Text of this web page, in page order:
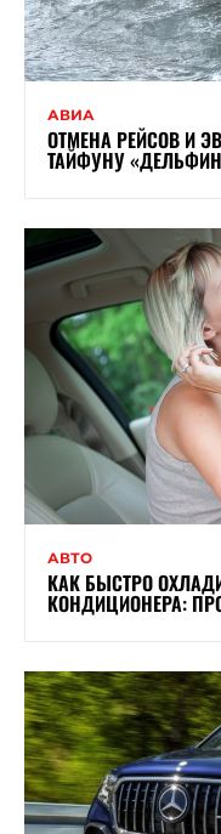
АВИА
ОТМЕНА РЕЙСОВ И
ТАЙФУНУ
АВТО
КАК БЫСТРО
КОНДИЦИОНЕРА: